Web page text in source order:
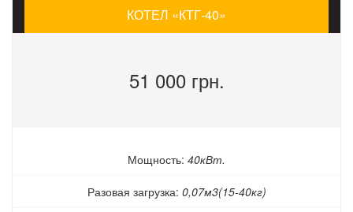
предусматривают
расширение
дополнительными модулями,
а некоторые продают только
Возможно, что по началу твердотопливный котел, цена
средства которые вы ежегодно тратите на покупку топлива и
КОТЕЛ «КТГ-40»
51 000 грн.
Мощность: 40кВт.
Разовая загрузка: 0,07м3(15-40кг)